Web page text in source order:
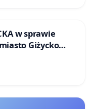
w sprawie
Giżycko
Niegocin